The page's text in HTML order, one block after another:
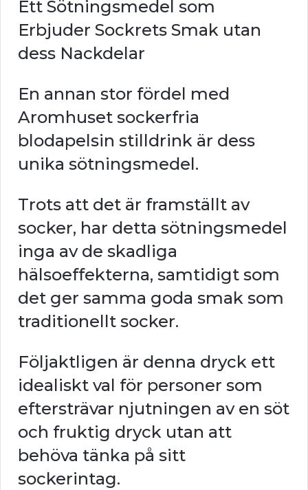
Ett Sötningsmedel som
Erbjuder Sockrets Smak utan
dess Nackdelar
En annan stor fördel med
Aromhuset sockerfria
blodapelsin stilldrink är dess
unika sötningsmedel.
Trots att det är framställt av
socker, har detta sötningsmedel
inga av de skadliga
hälsoeffekterna, samtidigt som
det ger samma goda smak som
traditionellt socker.
Följaktligen är denna dryck ett
idealiskt val för personer som
eftersträvar njutningen av en söt
och fruktig dryck utan att
behöva tänka på sitt
sockerintag.